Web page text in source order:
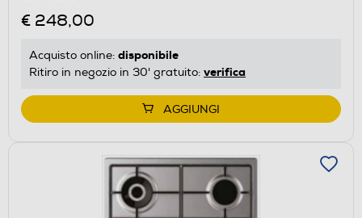
€ 248,00
Acquisto online: disponibile
Ritiro in negozio in 30' gratuito: verifica
AGGIUNGI